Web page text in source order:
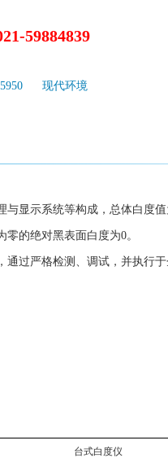
59884839
现代环境
显示系统等构成，总体白度值
的绝对黑表面白度为0。
过严格检测、调试，并执行
台式白度仪